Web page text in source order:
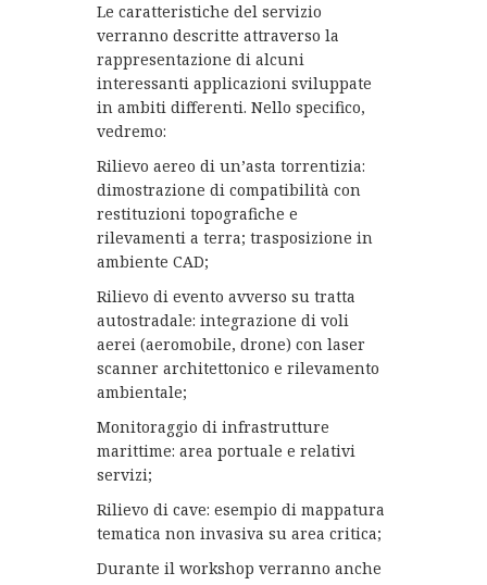
Le caratteristiche del servizio
verranno descritte attraverso la
rappresentazione di alcuni
interessanti applicazioni sviluppate
in ambiti differenti. Nello specifico,
vedremo:
Rilievo aereo di un’asta torrentizia:
dimostrazione di compatibilità con
restituzioni topografiche e
rilevamenti a terra; trasposizione in
ambiente CAD;
Rilievo di evento avverso su tratta
autostradale: integrazione di voli
aerei (aeromobile, drone) con laser
scanner architettonico e rilevamento
ambientale;
Monitoraggio di infrastrutture
marittime: area portuale e relativi
servizi;
Rilievo di cave: esempio di mappatura
tematica non invasiva su area critica;
Durante il workshop verranno anche